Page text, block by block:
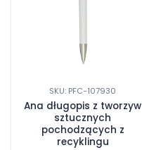
SKU: PFC-107930
Ana długopis z tworzyw
sztucznych
pochodzących z
recyklingu